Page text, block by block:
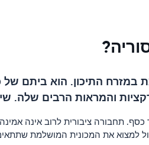
במזרח התיכון. הוא ביתם
והמראות הרבים שלה.
תחבורה ציבורית לרוב אינה
למצוא את המכונית המושלמת